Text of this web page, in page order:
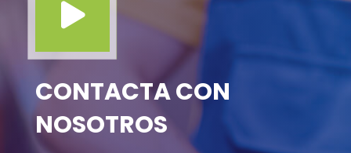

CONTACTA CON
NOSOTROS